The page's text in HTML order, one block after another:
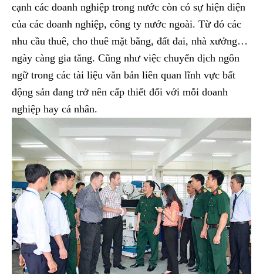
cạnh các doanh nghiệp trong nước còn có sự hiện diện
của các doanh nghiệp, công ty nước ngoài. Từ đó các
nhu cầu thuê, cho thuê mặt bằng, đất đai, nhà xưởng…
ngày càng gia tăng. Cũng như việc chuyển dịch ngôn
ngữ trong các tài liệu văn bản liên quan lĩnh vực bất
động sản đang trở nên cấp thiết đối với mỗi doanh
nghiệp hay cá nhân.